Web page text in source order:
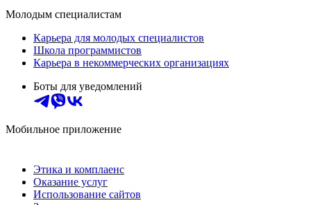
Молодым специалистам
Карьера для молодых специалистов
Школа программистов
Карьера в некоммерческих организациях
Боты для уведомлений
Мобильное приложение
Этика и комплаенс
Оказание услуг
Использование сайтов